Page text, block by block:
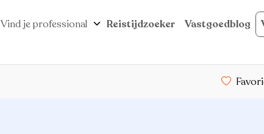
Vind je professional Reistijdzoeker Vastgoedblog